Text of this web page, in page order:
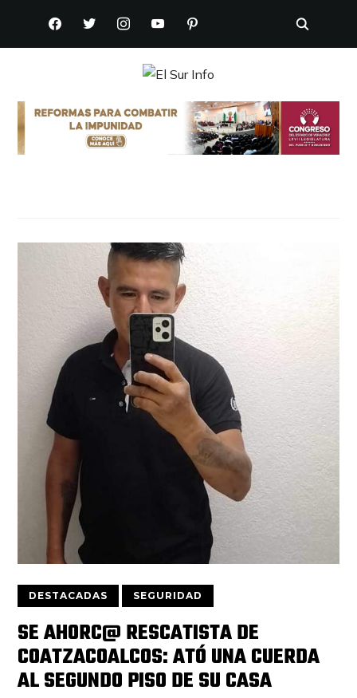
FACEBOOKTWITTERINSTAGRAMYOUTUBEPINTEREST
DESTACADAS SEGURIDAD
SE AHORC@ RESCATISTA DE
COATZACOALCOS: ATÓ UNA CUERDA
AL SEGUNDO PISO DE SU CASA